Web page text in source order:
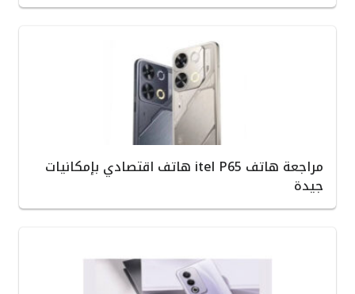
مراجعة هاتف itel P65 هاتف اقتصادي بإمكانيات
جيدة